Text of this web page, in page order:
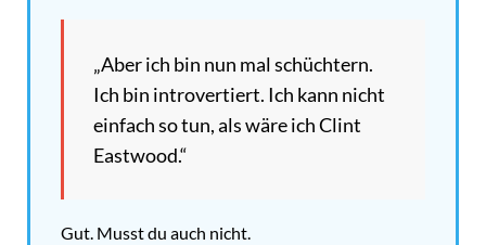
„Aber ich bin nun mal schüchtern.
Ich bin introvertiert. Ich kann nicht
einfach so tun, als wäre ich Clint
Eastwood.“
Gut. Musst du auch nicht.